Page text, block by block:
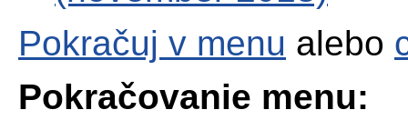
Pokračuj v menu alebo
Pokračovanie menu: